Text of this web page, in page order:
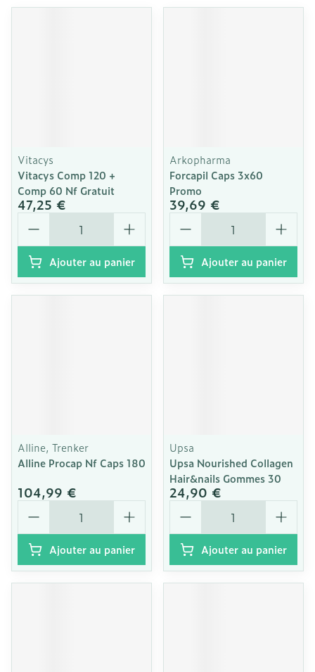
Vitacys
Vitacys Comp 120 +
Comp 60 Nf Gratuit
47,25 €
Quantité
Ajouter au panier
Arkopharma
Forcapil Caps 3x60
Promo
39,69 €
Quantité
Ajouter au panier
Alline, Trenker
Alline Procap Nf Caps 180
104,99 €
Quantité
Ajouter au panier
Upsa
Upsa Nourished Collagen
Hair&nails Gommes 30
24,90 €
Quantité
Ajouter au panier